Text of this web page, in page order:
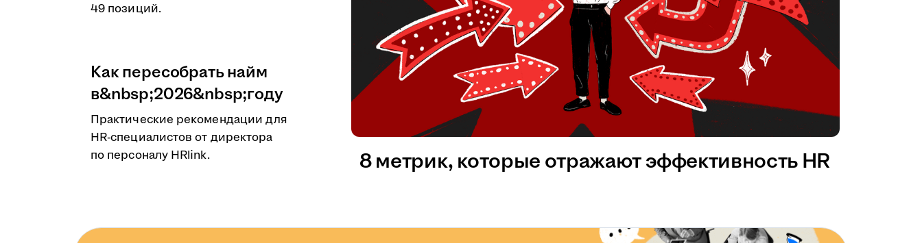
49 позиций.
Как пересобрать найм
в&nbsp;2026&nbsp;году
Практические рекомендации для
HR-специалистов от директора
по персоналу HRlink.
8 метрик, которые отражают эффективность HR